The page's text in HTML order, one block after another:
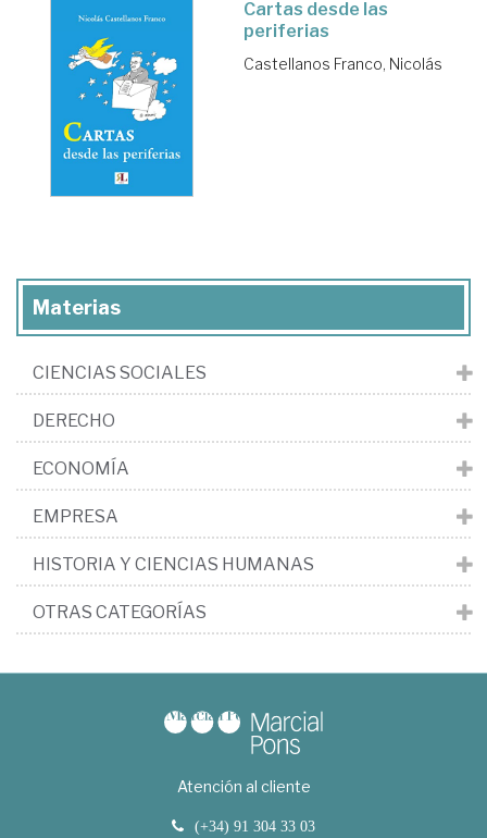
Cartas desde las
periferias
Castellanos Franco, Nicolás
Materias
CIENCIAS SOCIALES
DERECHO
ECONOMÍA
EMPRESA
HISTORIA Y CIENCIAS HUMANAS
OTRAS CATEGORÍAS
Atención al cliente
(+34) 91 304 33 03